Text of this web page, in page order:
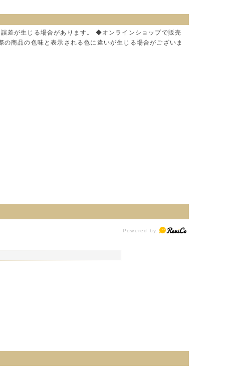
差が生じる場合があります。 ◆オンラインショップで販売
商品の色味と表示される色に違いが生じる場合がございま